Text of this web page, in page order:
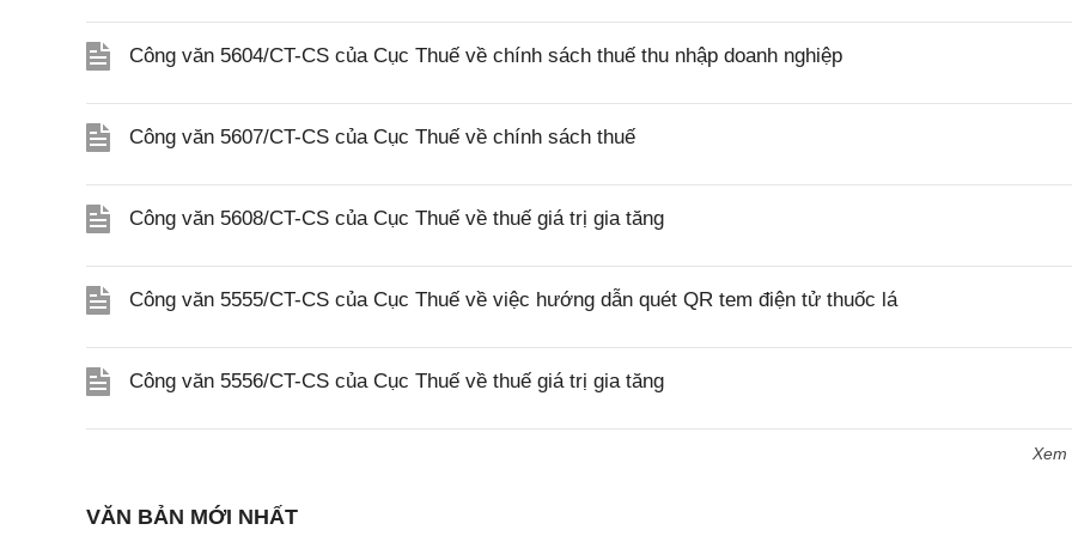
Công văn 5604/CT-CS của Cục Thuế về chính sách thuế thu nhập doanh nghiệp
Công văn 5607/CT-CS của Cục Thuế về chính sách thuế
Công văn 5608/CT-CS của Cục Thuế về thuế giá trị gia tăng
Công văn 5555/CT-CS của Cục Thuế về việc hướng dẫn quét QR tem điện tử thuốc lá
Công văn 5556/CT-CS của Cục Thuế về thuế giá trị gia tăng
VĂN BẢN MỚI NHẤT